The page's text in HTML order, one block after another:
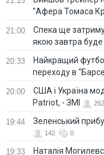
"Афера Томаса
21:00
Спека ще
якою завтра буде
20:33
Найкращий
переходу в
20:00
США і Україна
Patriot, - ЗМІ
262
19:44 Зеленський
142 0
19:33 Наталія